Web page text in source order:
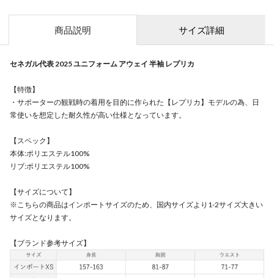
商品説明 サイズ詳細
セネガル代表 2025 ユニフォーム アウェイ 半袖 レプリカ
【特徴】
・サポーターの観戦時の着用を目的に作られた【レプリカ】モデルの為、日
常使いを想定した耐久性が高い仕様となっています。
【スペック】
本体:ポリエステル100%
リブ:ポリエステル100%
【サイズについて】
※こちらの商品はインポートサイズのため、国内サイズより1-2サイズ大きい
サイズとなります。
【ブランド参考サイズ】